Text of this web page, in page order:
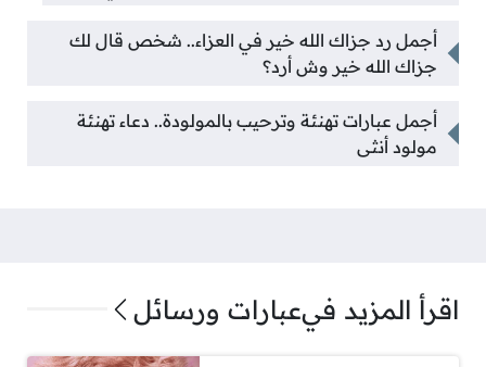
أجمل رد جزاك الله خير في العزاء.. شخص قال لك
جزاك الله خير وش أرد؟
أجمل عبارات تهنئة وترحيب بالمولودة.. دعاء تهنئة
مولود أنثى
اقرأ المزيد فيعبارات ورسائل